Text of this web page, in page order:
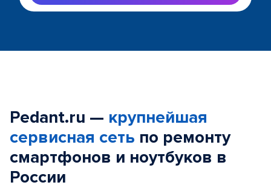
Pedant.ru — крупнейшая
сервисная сеть по ремонту
смартфонов и ноутбуков в
России